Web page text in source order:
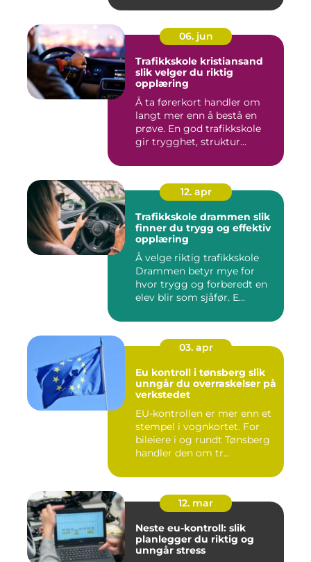
06. jun
Trafikkskole kristiansand
slik velger du riktig
opplæring
Å ta førerkort handler om
langt mer enn å bestå en
prøve. En god trafikkskole
gir trygghet, struktur...
12. apr
Trafikkskole drammen slik
finner du trygg og effektiv
opplæring
Å velge riktig trafikkskole
Drammen betyr mye for
hvor trygg og forberedt en
elev blir som sjåfør. E...
03. apr
Eu kontroll i tønsberg slik
unngår du overraskelser på
verkstedet
EU-kontrollen er mer enn et
stempel i vognkortet. For
bileiere i og rundt Tønsberg
handler den om tr...
12. mar
Neste eu-kontroll: slik
planlegger du riktig og
unngår stress